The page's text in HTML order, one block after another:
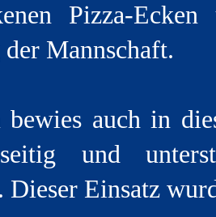
Pizza-
Mannschaft.
bewies auch in
und
Dieser Einsatz